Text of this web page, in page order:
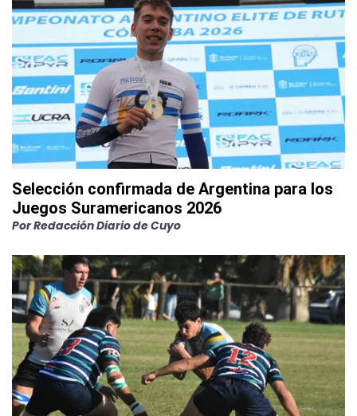
Selección confirmada de Argentina para los
Juegos Suramericanos 2026
PorRedacción Diario de Cuyo